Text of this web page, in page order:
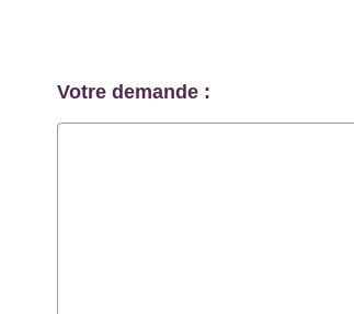
Votre demande :